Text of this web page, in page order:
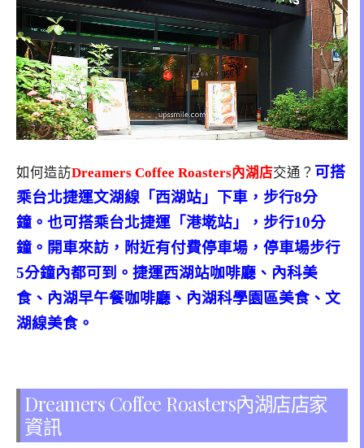
如何造訪Dreamers Coffee Roasters內湖店交通？ 可搭
乘台北捷運文湖線「西湖站」下車，步行8分
鐘。也可搭乘台北捷運「港墘站」，步行10分
鐘。開車來訪，附近有付費停車場，停車場步行
5分鐘內都可到。捷運西湖站咖啡廳、內科美
食、內湖早午餐咖啡廳、內湖科學園區美食、文
湖線美食。
Dreamers Coffee Roasters內湖店店家
資訊